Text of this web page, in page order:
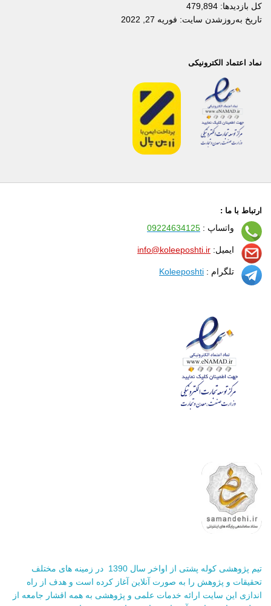
کل بازدیدها: 479,894
تاریخ به‌روزشدن سایت: فوریه 27, 2022
نماد اعتماد الکترونیکی
ارتباط با ما :
واتساپ : 09224634125
ایمیل: info@koleeposhti.ir
تلگرام : Koleeposhti
تیم پژوهشی کوله پشتی از اواخر سال 1390 در زمینه های مختلف
تحقیقات و پژوهش را به صورت آنلاین آغاز کرده است و هدف از راه
اندازی این سایت ارائه خدمات علمی و پژوهشی به همه اقشار جامعه از